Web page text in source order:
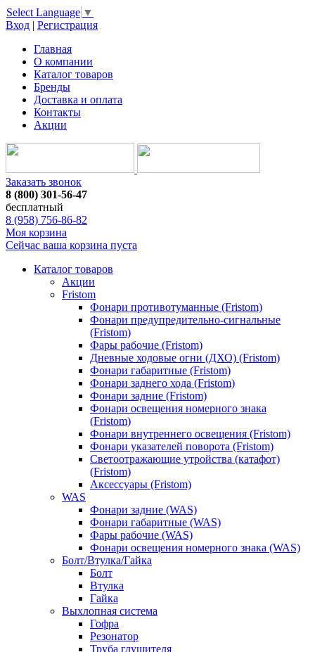
Select Language ▼
Вход | Регистрация
Главная
О компании
Каталог товаров
Бренды
Доставка и оплата
Контакты
Акции
Заказать звонок
8 (800) 301-56-47
бесплатный
8 (958) 756-86-82
Моя корзина
Сейчас ваша корзина пуста
Каталог товаров
Акции
Fristom
Фонари противотуманные (Fristom)
Фонари предупредительно-сигнальные
(Fristom)
Фары рабочие (Fristom)
Дневные ходовые огни (ДХО) (Fristom)
Фонари габаритные (Fristom)
Фонари заднего хода (Fristom)
Фонари задние (Fristom)
Фонари освещения номерного знака
(Fristom)
Фонари внутреннего освещения (Fristom)
Фонари указателей поворота (Fristom)
Светоотражающие утройства (катафот)
(Fristom)
Аксессуары (Fristom)
WAS
Фонари задние (WAS)
Фонари габаритные (WAS)
Фары рабочие (WAS)
Фонари освещения номерного знака (WAS)
Болт/Втулка/Гайка
Болт
Втулка
Гайка
Выхлопная система
Гофра
Резонатор
Труба глушителя